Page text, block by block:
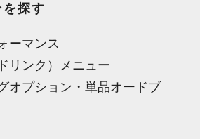
探す
ーマンス
リンク）メニュー
オプション・単品オードブ